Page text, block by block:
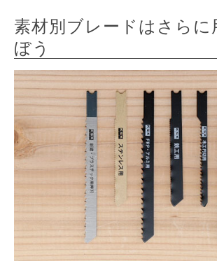
素材別ブレードはさらに
ぼう